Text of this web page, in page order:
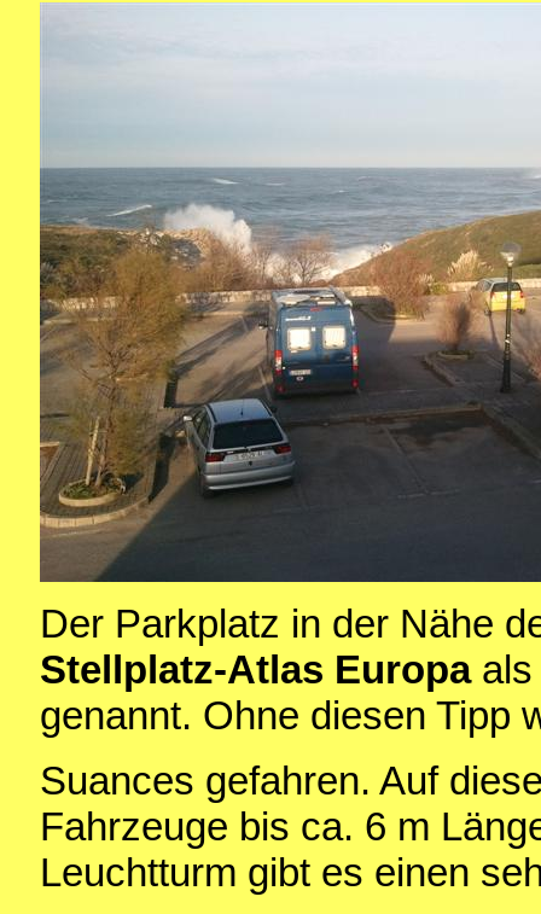
Der Parkplatz in der Nähe
Stellplatz-Atlas Europa
genannt. Ohne diesen Tipp
Suances gefahren. Auf
Fahrzeuge bis ca. 6 m
Leuchtturm gibt es einen